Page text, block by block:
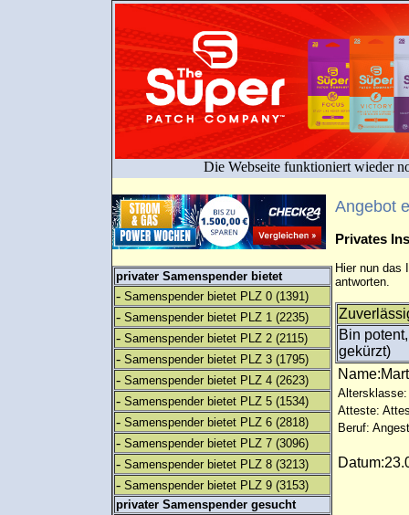
Die Webseite funktioniert wieder
privater Samenspender bietet
- Samenspender bietet PLZ 0 (1391)
- Samenspender bietet PLZ 1 (2235)
- Samenspender bietet PLZ 2 (2115)
- Samenspender bietet PLZ 3 (1795)
- Samenspender bietet PLZ 4 (2623)
- Samenspender bietet PLZ 5 (1534)
- Samenspender bietet PLZ 6 (2818)
- Samenspender bietet PLZ 7 (3096)
- Samenspender bietet PLZ 8 (3213)
- Samenspender bietet PLZ 9 (3153)
privater Samenspender gesucht
Angebot
Privates
Hier nun das
antworten.
Bin
gekürzt)
Altersklasse:
Atteste:
Beruf: